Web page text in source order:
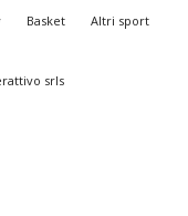
Basket
Altri sport
srls